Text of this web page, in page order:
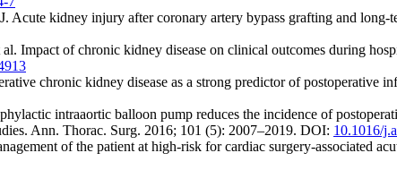
kidney injury after coronary artery bypass grafting and
Impact of chronic kidney disease on clinical outcomes during
chronic kidney disease as a strong predictor of postoperative
intraaortic balloon pump reduces the incidence of
Ann. Thorac. Surg. 2016; 101 (5): 2007–2019. DOI: 10.1016/
of the patient at high-risk for cardiac surgery-associated